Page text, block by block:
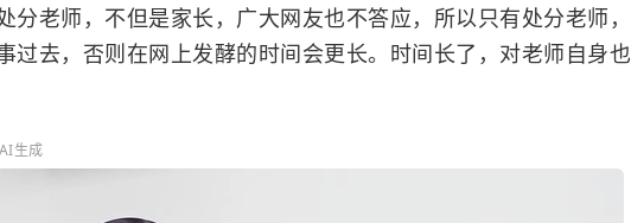
分老师，不但是家长，广大网友也不答应，所以只有处分老师，
过去，否则在网上发酵的时间会更长。时间长了，对老师自身也
生成